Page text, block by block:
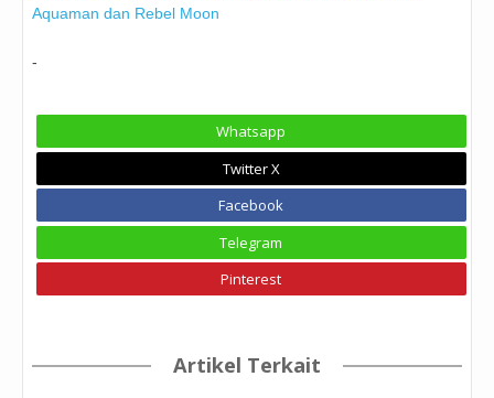
Aquaman dan Rebel Moon
-
Whatsapp
Twitter X
Facebook
Telegram
Pinterest
Artikel Terkait